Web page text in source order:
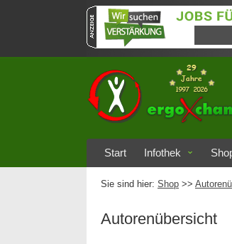
Start Infothek
Sie sind hier: Shop >>
Autorenübersicht